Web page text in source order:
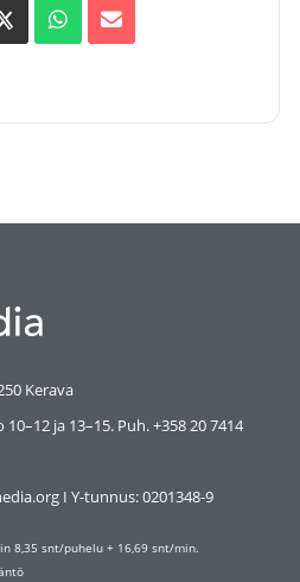
Kerava
ja 13–15. Puh. +358 20 7414
I Y-tunnus:0201348-9
8,35 snt/puhelu + 16,69 snt/min.